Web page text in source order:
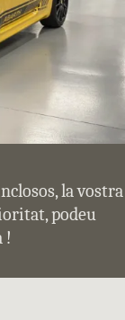
la vostra
podeu
!